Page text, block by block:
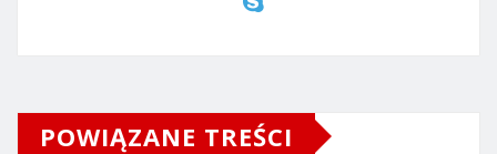
POWIĄZANE TREŚCI